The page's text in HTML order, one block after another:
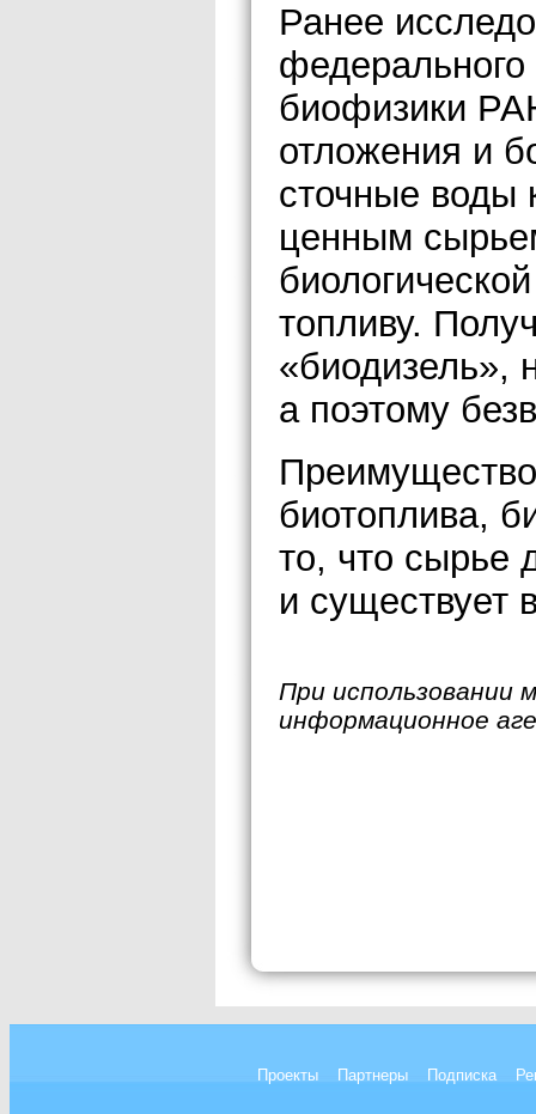
Ранее
федерального
биофизики
отложения и
сточные воды
ценным
топливу.
«биодизель»,
а поэтому
биотоплива,
то, что сырье
и существует
При использовании
информационное
Проекты Партнеры Подписка